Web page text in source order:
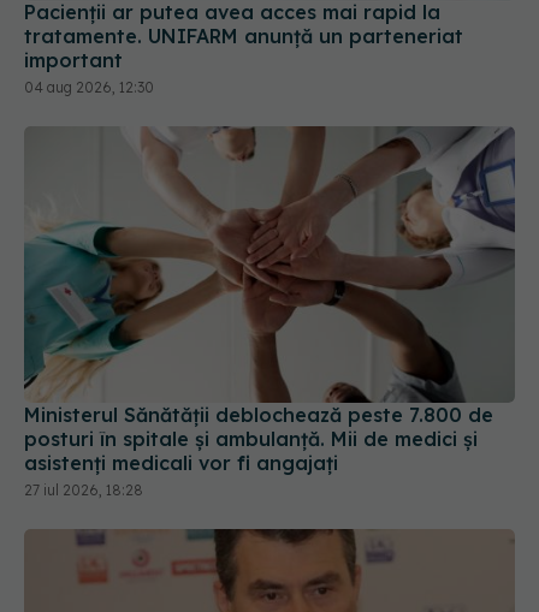
Pacienții ar putea avea acces mai rapid la
tratamente. UNIFARM anunță un parteneriat
important
04 aug 2026, 12:30
Ministerul Sănătății deblochează peste 7.800 de
posturi în spitale și ambulanță. Mii de medici și
asistenți medicali vor fi angajați
27 iul 2026, 18:28